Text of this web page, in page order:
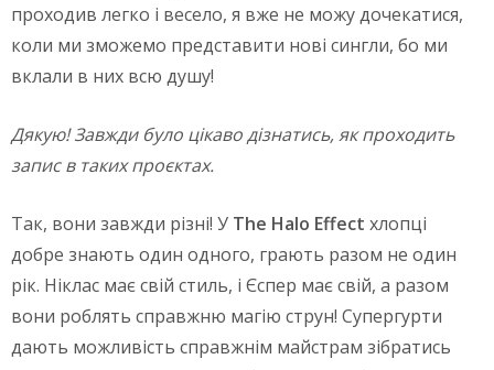
проходив легко і весело, я вже не можу дочекатися,
коли ми зможемо представити нові сингли, бо ми
вклали в них всю душу!
Дякую! Завжди було цікаво дізнатись, як проходить
запис в таких проєктах.
Так, вони завжди різні! У The Halo Effect хлопці
добре знають один одного, грають разом не один
рік. Ніклас має свій стиль, і Єспер має свій, а разом
вони роблять справжню магію струн! Супергурти
дають можливість справжнім майстрам зібратись